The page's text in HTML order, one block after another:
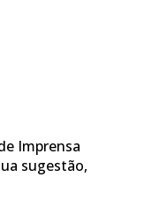
Imprensa
sugestão,